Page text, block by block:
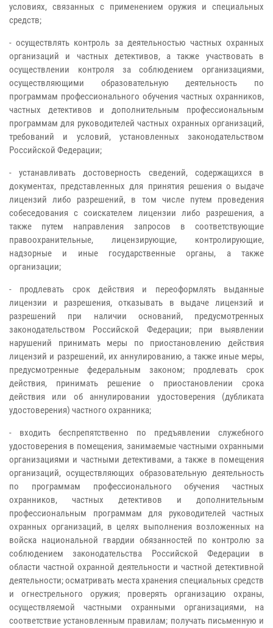
условиях, связанных с применением оружия и специальных
средств;
- осуществлять контроль за деятельностью частных охранных
организаций и частных детективов, а также участвовать в
осуществлении контроля за соблюдением организациями,
осуществляющими образовательную деятельность по
программам профессионального обучения частных охранников,
частных детективов и дополнительным профессиональным
программам для руководителей частных охранных организаций,
требований и условий, установленных законодательством
Российской Федерации;
- устанавливать достоверность сведений, содержащихся в
документах, представленных для принятия решения о выдаче
лицензий либо разрешений, в том числе путем проведения
собеседования с соискателем лицензии либо разрешения, а
также путем направления запросов в соответствующие
правоохранительные, лицензирующие, контролирующие,
надзорные и иные государственные органы, а также
организации;
- продлевать срок действия и переоформлять выданные
лицензии и разрешения, отказывать в выдаче лицензий и
разрешений при наличии оснований, предусмотренных
законодательством Российской Федерации; при выявлении
нарушений принимать меры по приостановлению действия
лицензий и разрешений, их аннулированию, а также иные меры,
предусмотренные федеральным законом; продлевать срок
действия, принимать решение о приостановлении срока
действия или об аннулировании удостоверения (дубликата
удостоверения) частного охранника;
- входить беспрепятственно по предъявлении служебного
удостоверения в помещения, занимаемые частными охранными
организациями и частными детективами, а также в помещения
организаций, осуществляющих образовательную деятельность
по программам профессионального обучения частных
охранников, частных детективов и дополнительным
профессиональным программам для руководителей частных
охранных организаций, в целях выполнения возложенных на
войска национальной гвардии обязанностей по контролю за
соблюдением законодательства Российской Федерации в
области частной охранной деятельности и частной детективной
деятельности; осматривать места хранения специальных средств
и огнестрельного оружия; проверять организацию охраны,
осуществляемой частными охранными организациями, на
соответствие установленным правилам; получать письменную и